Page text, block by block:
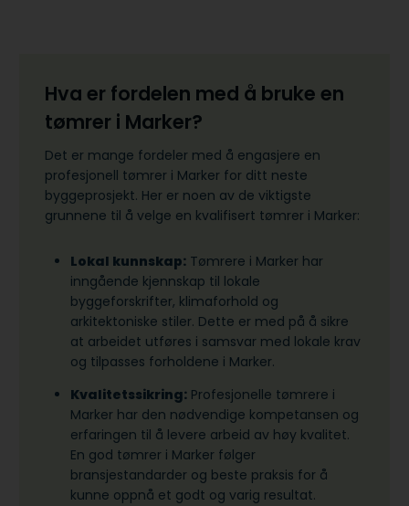
Hva er fordelen med å bruke en
tømrer i Marker?
Det er mange fordeler med å engasjere en
profesjonell tømrer i Marker for ditt neste
byggeprosjekt. Her er noen av de viktigste
grunnene til å velge en kvalifisert tømrer i Marker:
Lokal kunnskap: Tømrere i Marker har
inngående kjennskap til lokale
byggeforskrifter, klimaforhold og
arkitektoniske stiler. Dette er med på å sikre
at arbeidet utføres i samsvar med lokale krav
og tilpasses forholdene i Marker.
Kvalitetssikring: Profesjonelle tømrere i
Marker har den nødvendige kompetansen og
erfaringen til å levere arbeid av høy kvalitet.
En god tømrer i Marker følger
bransjestandarder og beste praksis for å
kunne oppnå et godt og varig resultat.